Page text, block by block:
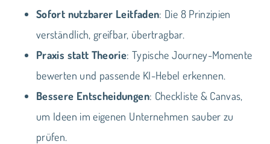
Sofort nutzbarer Leitfaden: Die 8 Prinzipien
verständlich, greifbar, übertragbar.
Praxis statt Theorie: Typische Journey-Momente
bewerten und passende KI-Hebel erkennen.
Bessere Entscheidungen: Checkliste & Canvas,
um Ideen im eigenen Unternehmen sauber zu
prüfen.